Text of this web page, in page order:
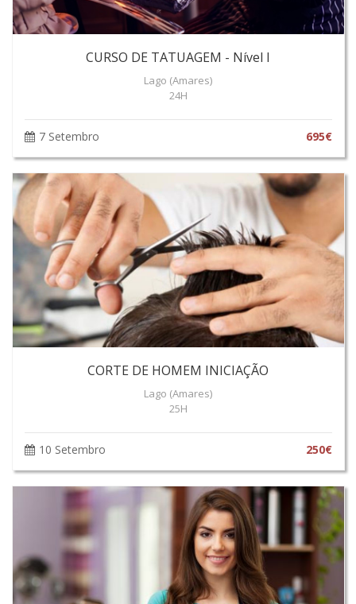
CURSO DE TATUAGEM - Nível I
Lago (Amares)
24H
7 Setembro 695€
CORTE DE HOMEM INICIAÇÃO
Lago (Amares)
25H
10 Setembro 250€